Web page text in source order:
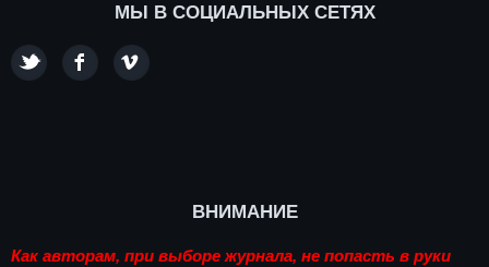
МЫ В СОЦИАЛЬНЫХ СЕТЯХ
ВНИМАНИЕ
Как авторам, при выборе журнала, не попасть в руки